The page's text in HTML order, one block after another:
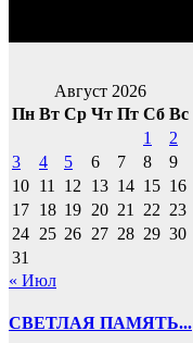
Август 2026
Пн Вт Ср Чт Пт Сб Вс
1
2
3
4 5 6 7 8
9
10 11 12 13 14 15 16
17 18 19 20 21 22 23
24 25 26 27 28 29 30
31
« Июл
СВЕТЛАЯ ПАМЯТЬ...